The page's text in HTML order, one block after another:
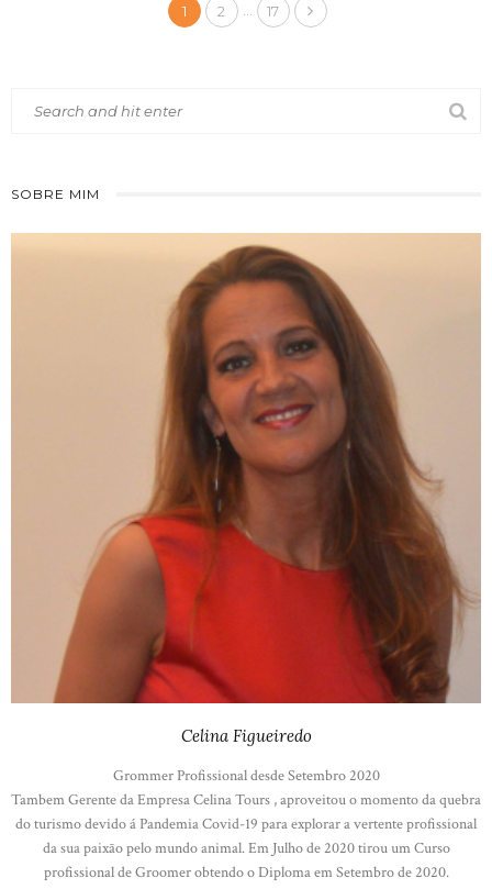
1 2 17
SOBRE MIM
Celina Figueiredo
Grommer Profissional desde Setembro 2020
Tambem Gerente da Empresa Celina Tours , aproveitou o momento da quebra
do turismo devido á Pandemia Covid-19 para explorar a vertente profissional
da sua paixão pelo mundo animal. Em Julho de 2020 tirou um Curso
profissional de Groomer obtendo o Diploma em Setembro de 2020.